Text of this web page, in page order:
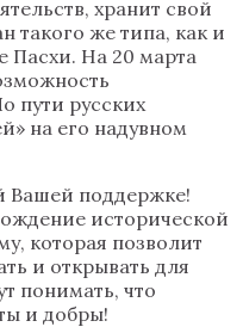
хранит свой
такого же типа, как и
Пасхи. На 20 марта
пути русских
на его надувном
Вашей поддержке!
исторической
которая позволит
и открывать для
понимать, что
и добры!